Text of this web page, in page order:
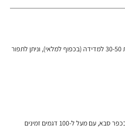
שמלת הכלה קיימת בסטודיו במידות 30-50 למדידה (בכפוף למלאי), וניתן לתפור
אנחנו מזמינות אותך לסטודיו שלנו בכפר סבא, עם מעל ל-100 דגמים זמינים